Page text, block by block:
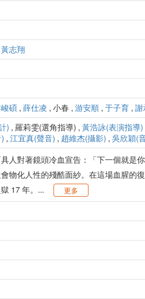
黃志翔
碩 , 薛仕凌 , 小春 , 游安順 , 于子育 , 謝
) , 羅莉雯(選角指導) , 黃浩詠(表演指導)
, 江宜真(聲音) , 趙維杰(攝影) , 吳欣穎(
人對著鏡頭冷血宣告：「下一個就
物化人性的殘酷面紗。在這場血腥
17 年。...
更多